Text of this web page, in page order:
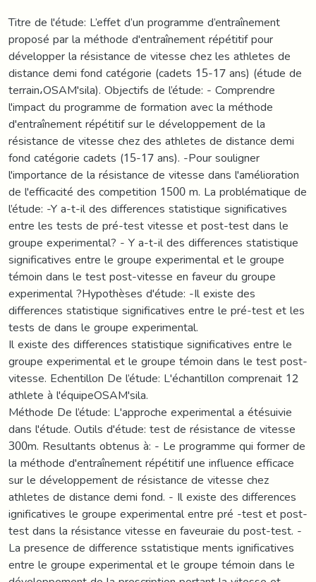
Titre de l'étude: L’effet d’un programme d’entraînement
proposé par la méthode d'entraînement répétitif pour
développer la résistance de vitesse chez les athletes de
distance demi fond catégorie (cadets 15-17 ans) (étude de
terrain،OSAM'sila). Objectifs de l’étude: - Comprendre
l'impact du programme de formation avec la méthode
d'entraînement répétitif sur le développement de la
résistance de vitesse chez des athletes de distance demi
fond catégorie cadets (15-17 ans). -Pour souligner
l'importance de la résistance de vitesse dans l'amélioration
de l'efficacité des competition 1500 m. La problématique de
l’étude: -Y a-t-il des differences statistique significatives
entre les tests de pré-test vitesse et post-test dans le
groupe experimental? - Y a-t-il des differences statistique
significatives entre le groupe experimental et le groupe
témoin dans le test post-vitesse en faveur du groupe
experimental ?Hypothèses d'étude: -Il existe des
differences statistique significatives entre le pré-test et les
tests de dans le groupe experimental.
Il existe des differences statistique significatives entre le
groupe experimental et le groupe témoin dans le test post-
vitesse. Echentillon De l’étude: L'échantillon comprenait 12
athlete à l'équipeOSAM'sila.
Méthode De l’étude: L'approche experimental a étésuivie
dans l'étude. Outils d'étude: test de résistance de vitesse
300m. Resultants obtenus à: - Le programme qui former de
la méthode d'entraînement répétitif une influence efficace
sur le développement de résistance de vitesse chez
athletes de distance demi fond. - Il existe des differences
ignificatives le groupe experimental entre pré -test et post-
test dans la résistance vitesse en faveuraie du post-test. -
La presence de difference sstatistique ments ignificatives
entre le groupe experimental et le groupe témoin dans le